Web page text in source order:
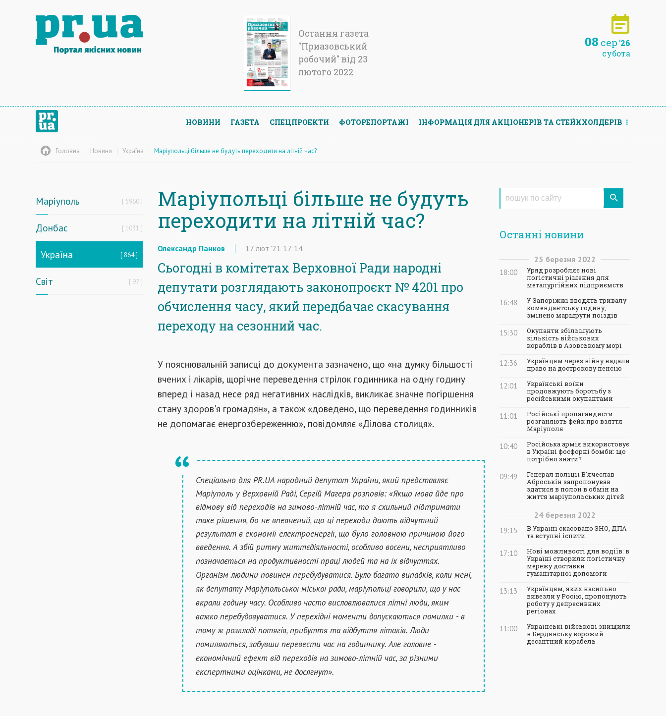
Остання газета
"Приазовський
робочий" від 23
лютого 2022
08 сер '26
субота
НОВИНИ ГАЗЕТА СПЕЦПРОЕКТИ ФОТОРЕПОРТАЖІ ІНФОРМАЦIЯ ДЛЯ АКЦIОНЕРIВ ТА СТЕЙКХОЛДЕРIВ
Головна Новини Україна Маріупольці більше не будуть переходити на літній час?
Маріуполь 5960
Донбас 1031
Україна 864
Світ 97
Маріупольці більше не будуть
переходити на літній час?
Олександр Панков 17 лют '21 17:14
Сьогодні в комітетах Верховної Ради народні
депутати розглядають законопроєкт № 4201 про
обчислення часу, який передбачає скасування
переходу на сезонний час.
У пояснювальній записці до документа зазначено, що «на думку більшості
вчених і лікарів, щорічне переведення стрілок годинника на одну годину
вперед і назад несе ряд негативних наслідків, викликає значне погіршення
стану здоров'я громадян», а також «доведено, що переведення годинників
не допомагає енергозбереженню», повідомляє «Ділова столиця».
Спеціально для PR.UA народний депутат України, який представляє
Маріуполь у Верховній Раді, Сергій Магера розповів: «Якщо мова йде про
відмову від переходів на зимово-літній час, то я схильний підтримати
таке рішення, бо не впевнений, що ці переходи дають відчутний
результат в економії електроенергії, що було головною причиною його
введення.А збій ритму життєдіяльності, особливо восени, несприятливо
позначається на продуктивності праці людей та на їх відчуттях.
Організм людини повинен перебудуватися. Було багато випадків, коли мені,
як депутату Маріупольської міської ради, маріупольці говорили, що у нас
вкрали годину часу. Особливо часто висловлювалися літні люди, яким
важко перебудовуватися. У перехідні моменти допускаються помилки - в
тому ж розкладі потягів, прибуття та відбуття літаків. Люди
помиляються, забувши перевести час на годиннику.Але головне -
економічний ефект від переходів на зимово-літній час, за різними
експертними оцінками, не досягнут».
Останні новини
25 березня 2022
18:00
Уряд розробляє нові
логістичні рішення для
металургійних підприємств
16:48
У Запоріжжі вводять тривалу
комендантську годину,
змінено маршрути поїздів
15:30
Окупанти збільшують
кількість військових
кораблів в Азовському морі
12:36
Українцям через війну надали
право на дострокову пенсію
12:01
Українські воїни
продовжують боротьбу з
російськими окупантами
11:01
Російські пропагандисти
розганяють фейк про взяття
Маріуполя
10:40
Російська армія використовує
в Україні фосфорні бомби: що
потрібно знати?
09:49
Генерал поліції В'ячеслав
Аброськін запропонував
здатися в полон в обмін на
життя маріупольських дітей
24 березня 2022
19:15
В Україні скасовано ЗНО, ДПА
та вступні іспити
17:10
Нові можливості для водіїв: в
Україні створили логістичну
мережу доставки
гуманітарної допомоги
13:13
Українцям, яких насильно
вивезли у Росію, пропонують
роботу у депресивних
регіонах
11:00
Українські військові знищили
в Бердянську ворожий
десантний корабель